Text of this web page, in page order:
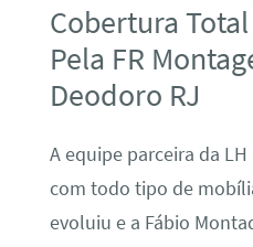
Cobertura
Pela FR
Deodoro RJ
A equipe parceira da
com todo tipo de
evoluiu e a Fábio